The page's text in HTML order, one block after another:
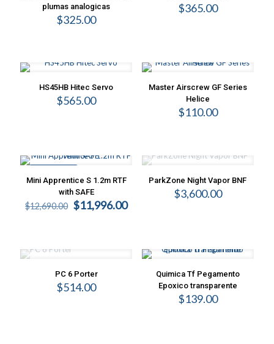
plumas analogicas
$325.00
$365.00
HS45HB Hitec Servo
$565.00
Master Airscrew GF Series
Helice
$110.00
Mini Apprentice S 1.2m RTF
with SAFE
$12,690.00 Original
$11,996.00Current
ParkZone Night Vapor BNF
$3,600.00
PC 6 Porter
$514.00
Quimica Tf Pegamento
Epoxico transparente
$139.00